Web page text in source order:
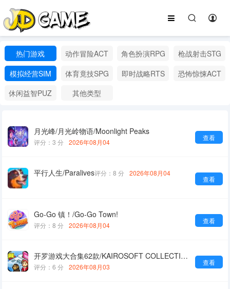
热门游戏 动作冒险ACT 角色扮演RPG
枪战射击STG
模拟经营SIM
体育竟技SPG 即时战略RTS
恐怖惊悚ACT
休闲益智PUZ
其他类型
月光峰/月光岭物语/Moonlight Peaks
查看
评分：3 分 2026年08月04
平行人生/Paralives
查看
评分：8 分 2026年08月04
Go-Go 镇！/Go-Go Town!
查看
评分：8 分 2026年08月04
开罗游戏大合集62款/KAIROSOFT COLLECTION GAMES
查看
评分：6 分 2026年08月03